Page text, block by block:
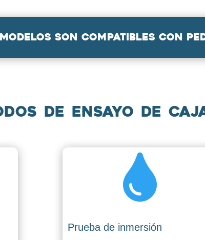
son compatibles con
de ensayo de

Prueba de inmersión